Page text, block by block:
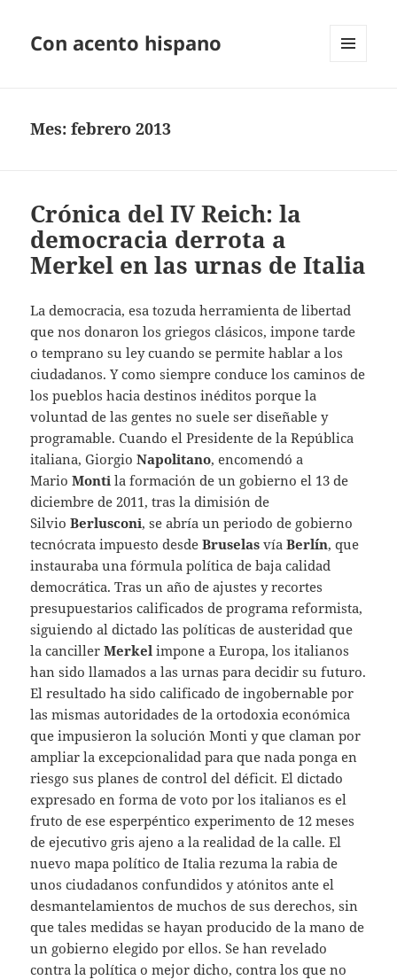
Con acento hispano
Mes:febrero 2013
Crónica del IV Reich: la
democracia derrota a
Merkel en las urnas de Italia
La democracia, esa tozuda herramienta de libertad
que nos donaron los griegos clásicos, impone tarde
o temprano su ley cuando se permite hablar a los
ciudadanos. Y como siempre conduce los caminos de
los pueblos hacia destinos inéditos porque la
voluntad de las gentes no suele ser diseñable y
programable. Cuando el Presidente de la República
italiana, GiorgioNapolitano, encomendó a
MarioMonti la formación de un gobierno el 13 de
diciembre de 2011, tras la dimisión de
Silvio Berlusconi, se abría un periodo de gobierno
tecnócrata impuesto desde Bruselas vía Berlín, que
instauraba una fórmula política de baja calidad
democrática. Tras un año de ajustes y recortes
presupuestarios calificados de programa reformista,
siguiendo al dictado las políticas de austeridad que
la cancillerMerkel impone a Europa, los italianos
han sido llamados a las urnas para decidir su futuro.
El resultado ha sido calificado de ingobernable por
las mismas autoridades de la ortodoxia económica
que impusieron la solución Monti y que claman por
ampliar la excepcionalidad para que nada ponga en
riesgo sus planes de control del déficit. El dictado
expresado en forma de voto por los italianos es el
fruto de ese esperpéntico experimento de 12 meses
de ejecutivo gris ajeno a la realidad de la calle. El
nuevo mapa político de Italia rezuma la rabia de
unos ciudadanos confundidos y atónitos ante el
desmantelamientos de muchos de sus derechos, sin
que tales medidas se hayan producido de la mano de
un gobierno elegido por ellos. Se han revelado
contra la política o mejor dicho, contra los que no